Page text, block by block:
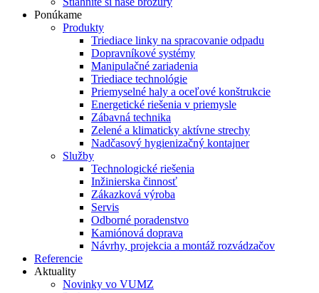
Ponúkame
Produkty
Triediace linky na spracovanie odpadu
Dopravníkové systémy
Manipulačné zariadenia
Triediace technológie
Priemyselné haly a oceľové konštrukcie
Energetické riešenia v priemysle
Zábavná technika
Zelené a klimaticky aktívne strechy
Nadčasový hygienizačný kontajner
Služby
Technologické riešenia
Inžinierska činnosť
Zákazková výroba
Servis
Odborné poradenstvo
Kamiónová doprava
Návrhy, projekcia a montáž rozvádzačov
Referencie
Aktuality
Novinky vo VUMZ